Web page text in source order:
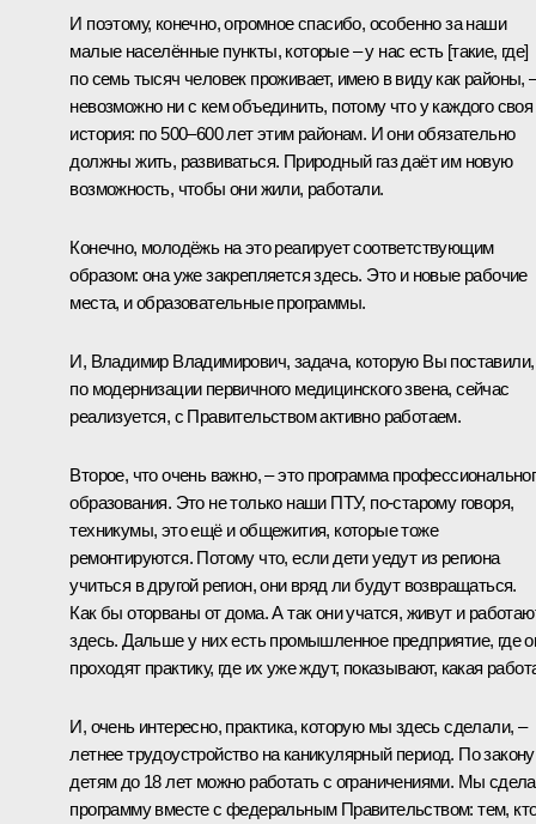
И поэтому, конечно, огромное спасибо, особенно за наши
малые населённые пункты, которые – у нас есть [такие, где]
по семь тысяч человек проживает, имею в виду как районы,
невозможно ни с кем объединить, потому что у каждого своя
история: по 500–600 лет этим районам. И они обязательно
должны жить, развиваться. Природный газ даёт им новую
возможность, чтобы они жили, работали.
Конечно, молодёжь на это реагирует соответствующим
образом: она уже закрепляется здесь. Это и новые рабочие
места, и образовательные программы.
И, Владимир Владимирович, задача, которую Вы поставили,
по модернизации первичного медицинского звена, сейчас
реализуется, с Правительством активно работаем.
Второе, что очень важно, – это программа
образования. Это не только наши ПТУ, по-старому говоря,
техникумы, это ещё и общежития, которые тоже
ремонтируются. Потому что, если дети уедут из региона
учиться в другой регион, они вряд ли будут возвращаться.
Как бы оторваны от дома. А так они учатся, живут и
здесь. Дальше у них есть промышленное предприятие, где
проходят практику, где их уже ждут, показывают, какая
И, очень интересно, практика, которую мы здесь сделали, –
летнее трудоустройство на каникулярный период. По закону
детям до 18 лет можно работать с ограничениями. Мы
программу вместе с федеральным Правительством: тем,